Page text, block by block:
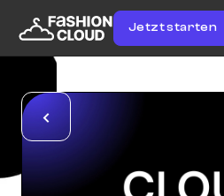
Jetzt starten